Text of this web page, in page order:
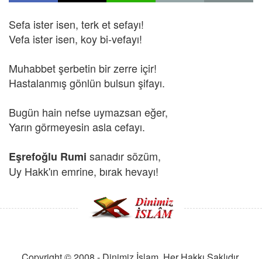
Sefa ister isen, terk et sefayı!
Vefa ister isen, koy bi-vefayı!
Muhabbet şerbetin bir zerre içir!
Hastalanmış gönlün bulsun şifayı.
Bugün hain nefse uymazsan eğer,
Yarın görmeyesin asla cefayı.
Eşrefoğlu Rumi sanadır sözüm,
Uy Hakk'ın emrine, bırak hevayı!